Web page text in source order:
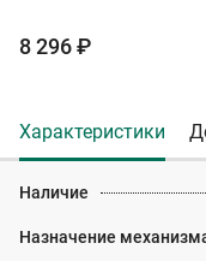
8 296 ₽
Характеристики
Наличие
Назначение